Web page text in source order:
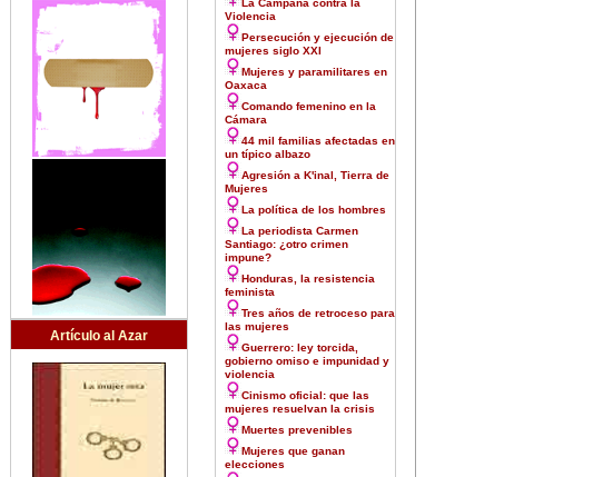
Artículo al Azar
Violencia
Persecución y ejecución de
mujeres siglo XXI
Mujeres y paramilitares en
Oaxaca
Comando femenino en la
Cámara
44 mil familias afectadas en
un típico albazo
Agresión a K'inal, Tierra de
Mujeres
La política de los hombres
La periodista Carmen
Santiago: ¿otro crimen
impune?
Honduras, la resistencia
feminista
Tres años de retroceso para
las mujeres
Guerrero: ley torcida,
gobierno omiso e impunidad y
violencia
Cinismo oficial: que las
mujeres resuelvan la crisis
Muertes prevenibles
Mujeres que ganan
elecciones